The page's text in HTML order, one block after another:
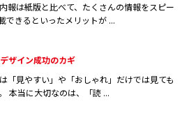
報は紙版と比べて、たくさんの情報をスピー
できるといったメリットが ...
ザイン成功のカギ
「見やすい」や「おしゃれ」だけでは見ても
本当に大切なのは、「読 ...